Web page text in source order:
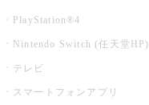
PlayStation®4
Nintendo Switch (任天堂HP)
テレビ
スマートフォンアプリ